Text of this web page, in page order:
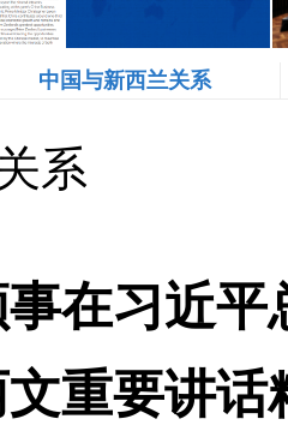
中国与新西兰关系
系
在习近
重要讲话